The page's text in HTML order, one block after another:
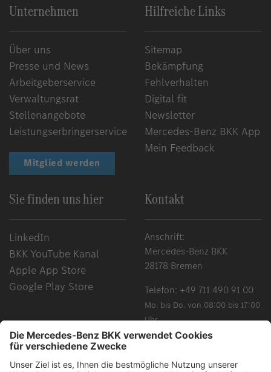
Unternehmen
Über uns
Presse und News
Arbeitgeberservice
Verwaltungsrat
Stellenangebote
Leistungserbringerservice
Mitglied werden
Hilfreiche Links
Sitemap
Bekämpfung
Fehlverhalten
Digital fit
Newsletter
Mercedes-Benz BKK App
Mein Feedback
Sie finden uns hier
LinkedIn
BKK YouTube Kanal
Apple App Store
Google Play Store
Kontakt
Anschrift:
Mercedes-Benz BKK
28178 Bremen
Telefon: +49 711 490 91 00
Mo. bis Do. von 08:00 bis 17:00
Uhr
Fr. von 08:00 bis 15:00 Uhr